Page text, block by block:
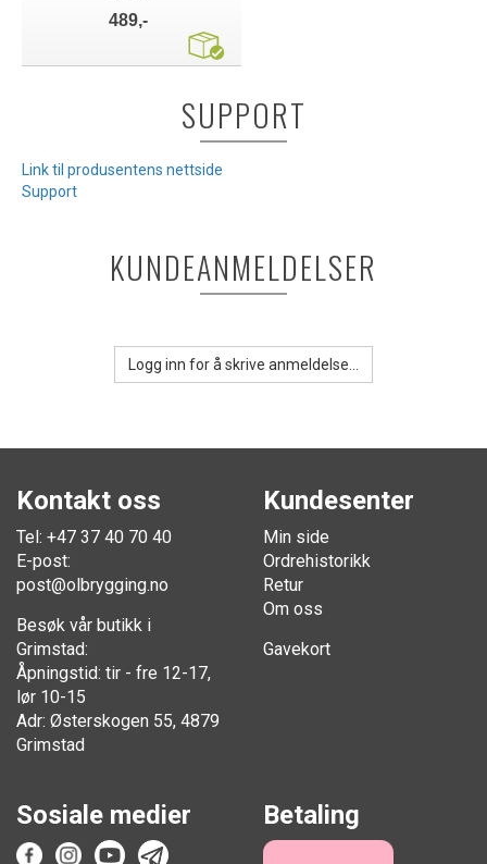
489,-
SUPPORT
Link til produsentens nettside
Support
KUNDEANMELDELSER
Logg inn for å skrive anmeldelse...
Kontakt oss
Tel: +47 37 40 70 40
E-post:
post@olbrygging.no
Besøk vår butikk i
Grimstad:
Åpningstid: tir - fre 12-17,
lør 10-15
Adr: Østerskogen 55, 4879
Grimstad
Kundesenter
Min side
Ordrehistorikk
Retur
Om oss
Gavekort
Sosiale medier Betaling